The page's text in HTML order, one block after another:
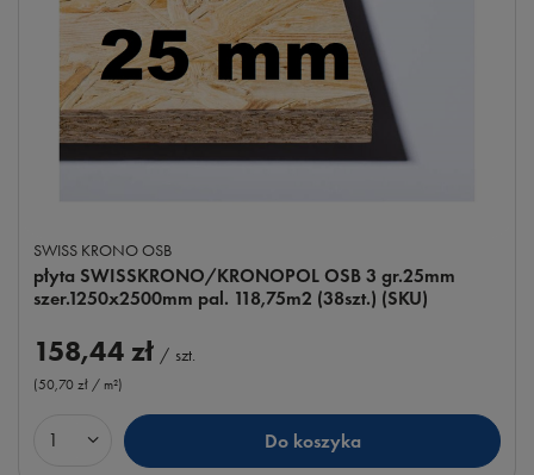
SWISS KRONO OSB
płyta SWISSKRONO/KRONOPOL OSB 3 gr.25mm
szer.1250x2500mm pal. 118,75m2 (38szt.) (SKU)
158,44 zł / szt.
(50,70 zł / m²)
Ilość produktów Do koszyka